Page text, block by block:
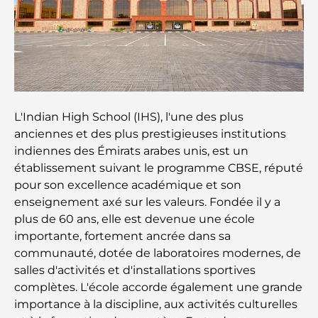
summum du fitness
Le guide ultime des restaurants gastronomiques
de Palm Jumeirah
Business Bay, à Dubaï.
Hôpitaux publics à Dubaï : des soins de santé
complets pour tous
Lamborghini les plus chères jamais construites : la
liste ultime des collectionneurs
L'école GEMS la plus chère de Dubaï : un guide
complet pour les parents
Les meilleures écoles près de Damac Hills 2 : un
L'Indian High School (IHS), l'une des plus
anciennes et des plus prestigieuses institutions
indiennes des Émirats arabes unis, est un
établissement suivant le programme CBSE, réputé
pour son excellence académique et son
enseignement axé sur les valeurs. Fondée il y a
plus de 60 ans, elle est devenue une école
importante, fortement ancrée dans sa
communauté, dotée de laboratoires modernes, de
salles d'activités et d'installations sportives
complètes. L'école accorde également une grande
importance à la discipline, aux activités culturelles